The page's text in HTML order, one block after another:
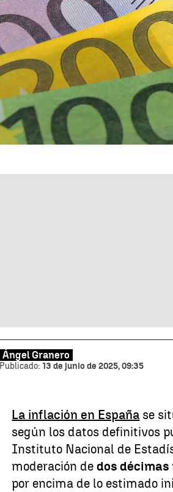
Ángel Granero
Publicado: 13 de junio de 2025, 09:35
La inflación en España se
según los datos definitivos
Instituto Nacional de
moderación dedos
por encima de lo estimado